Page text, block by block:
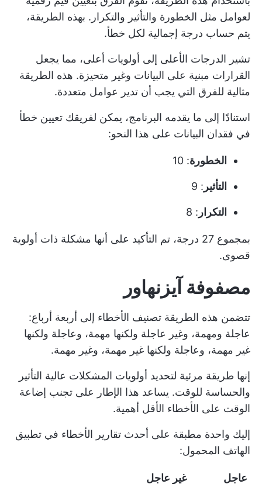
لعوامل مثل الخطورة والتأثير والتكرار. بهذه الطريقة،
يتم حساب درجة إجمالية لكل خطأ.
تشير الدرجات الأعلى إلى أولويات أعلى، مما يجعل
القرارات مبنية على البيانات وغير متحيزة. هذه الطريقة
مثالية للفرق التي يجب أن تدير عوامل متعددة.
استنادًا إلى ما يقدمه البرنامج، يمكن لفريقك تعيين خطأ
في فقدان البيانات على هذا النحو:
الخطورة: 10
التأثير : 9
التكرار : 8
بمجموع 27 درجة، تم التأكيد على أنها مشكلة ذات أولوية
قصوى.
مصفوفة آيزنهاور
تتضمن هذه الطريقة تصنيف الأخطاء إلى أربعة أرباع:
عاجلة ومهمة، وغير عاجلة ولكنها مهمة، وعاجلة ولكنها
غير مهمة، وعاجلة ولكنها غير مهمة، وغير مهمة.
إنها طريقة مرئية لتحديد أولويات المشكلات عالية التأثير
والحساسة للوقت. يساعد هذا الإطار على تجنب إضاعة
الوقت على الأخطاء الأقل أهمية.
إليك واحدة مطبقة على أحدث تقارير الأخطاء في تطبيق
الهاتف المحمول:
عاجل
غير عاجل